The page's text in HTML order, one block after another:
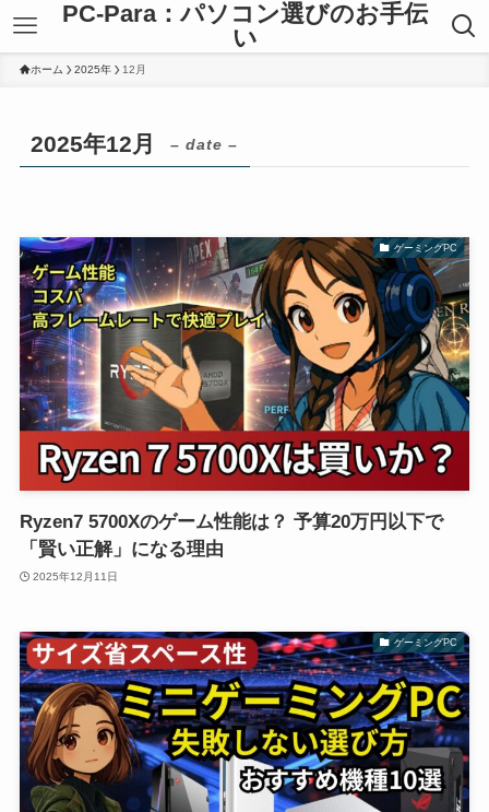
PC-Para：パソコン選びのお手伝
い
ホーム 2025年 12月
2025年12月 – date –
ゲーミングPC
Ryzen7 5700Xのゲーム性能は？ 予算20万円以下で
「賢い正解」になる理由
2025年12月11日
ゲーミングPC